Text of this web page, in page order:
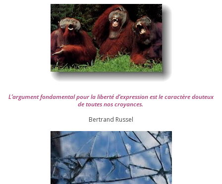
L’argument fon­da­men­tal pour la liber­té d’expression est le carac­tère dou­teux
de toutes nos croyances.
Ber­trand Russel